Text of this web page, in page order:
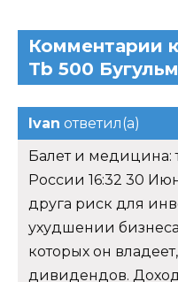
Комментарии
Tb 500
Ivan ответил(а)
Балет и медицина:
России 16:32 30
друга риск для
ухудшении
которых он
дивидендов.